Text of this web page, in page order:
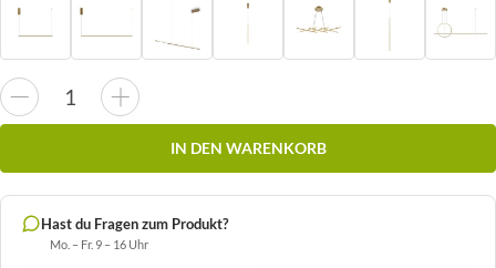
IN DEN WARENKORB
Hast du Fragen zum Produkt?
Mo. – Fr. 9 – 16 Uhr